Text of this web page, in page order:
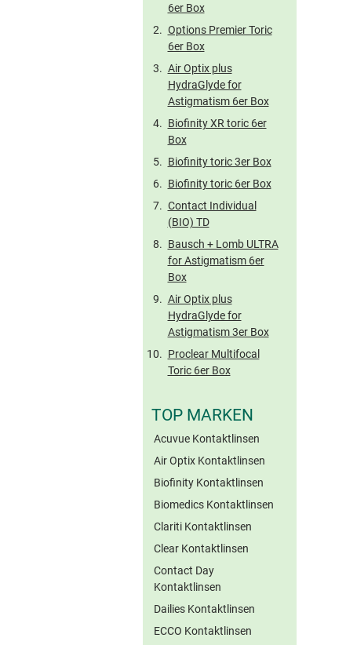
6er Box
Options Premier Toric
6er Box
Air Optix plus
HydraGlyde for
Astigmatism 6er Box
Biofinity XR toric 6er
Box
Biofinity toric 3er Box
Biofinity toric 6er Box
Contact Individual
(BIO) TD
Bausch + Lomb ULTRA
for Astigmatism 6er
Box
Air Optix plus
HydraGlyde for
Astigmatism 3er Box
Proclear Multifocal
Toric 6er Box
TOP MARKEN
Acuvue Kontaktlinsen
Air Optix Kontaktlinsen
Biofinity Kontaktlinsen
Biomedics Kontaktlinsen
Clariti Kontaktlinsen
Clear Kontaktlinsen
Contact Day
Kontaktlinsen
Dailies Kontaktlinsen
ECCO Kontaktlinsen